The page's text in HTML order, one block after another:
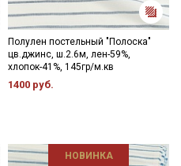
Полулен постельный "Полоска"
цв.джинс, ш.2.6м, лен-59%,
хлопок-41%, 145гр/м.кв
1400 руб.
НОВИНКА